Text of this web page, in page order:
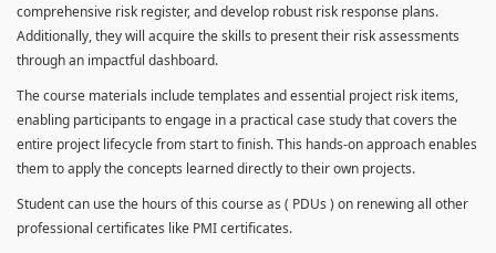
comprehensive risk register, and develop robust risk response plans.
Additionally, they will acquire the skills to present their risk assessments
through an impactful dashboard.
The course materials include templates and essential project risk items,
enabling participants to engage in a practical case study that covers the
entire project lifecycle from start to finish. This hands-on approach enables
them to apply the concepts learned directly to their own projects.
Student can use the hours of this course as ( PDUs ) on renewing all other
professional certificates like PMI certificates.